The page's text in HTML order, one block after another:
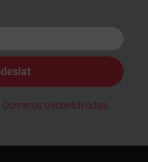
Ochranou osobních údajů